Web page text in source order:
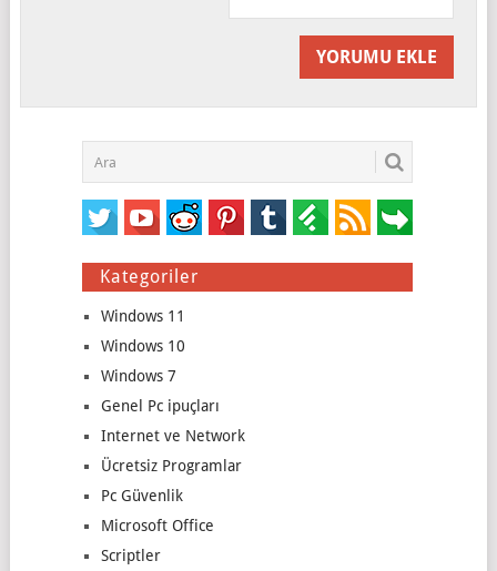
Kategoriler
Windows 11
Windows 10
Windows 7
Genel Pc ipuçları
Internet ve Network
Ücretsiz Programlar
Pc Güvenlik
Microsoft Office
Scriptler